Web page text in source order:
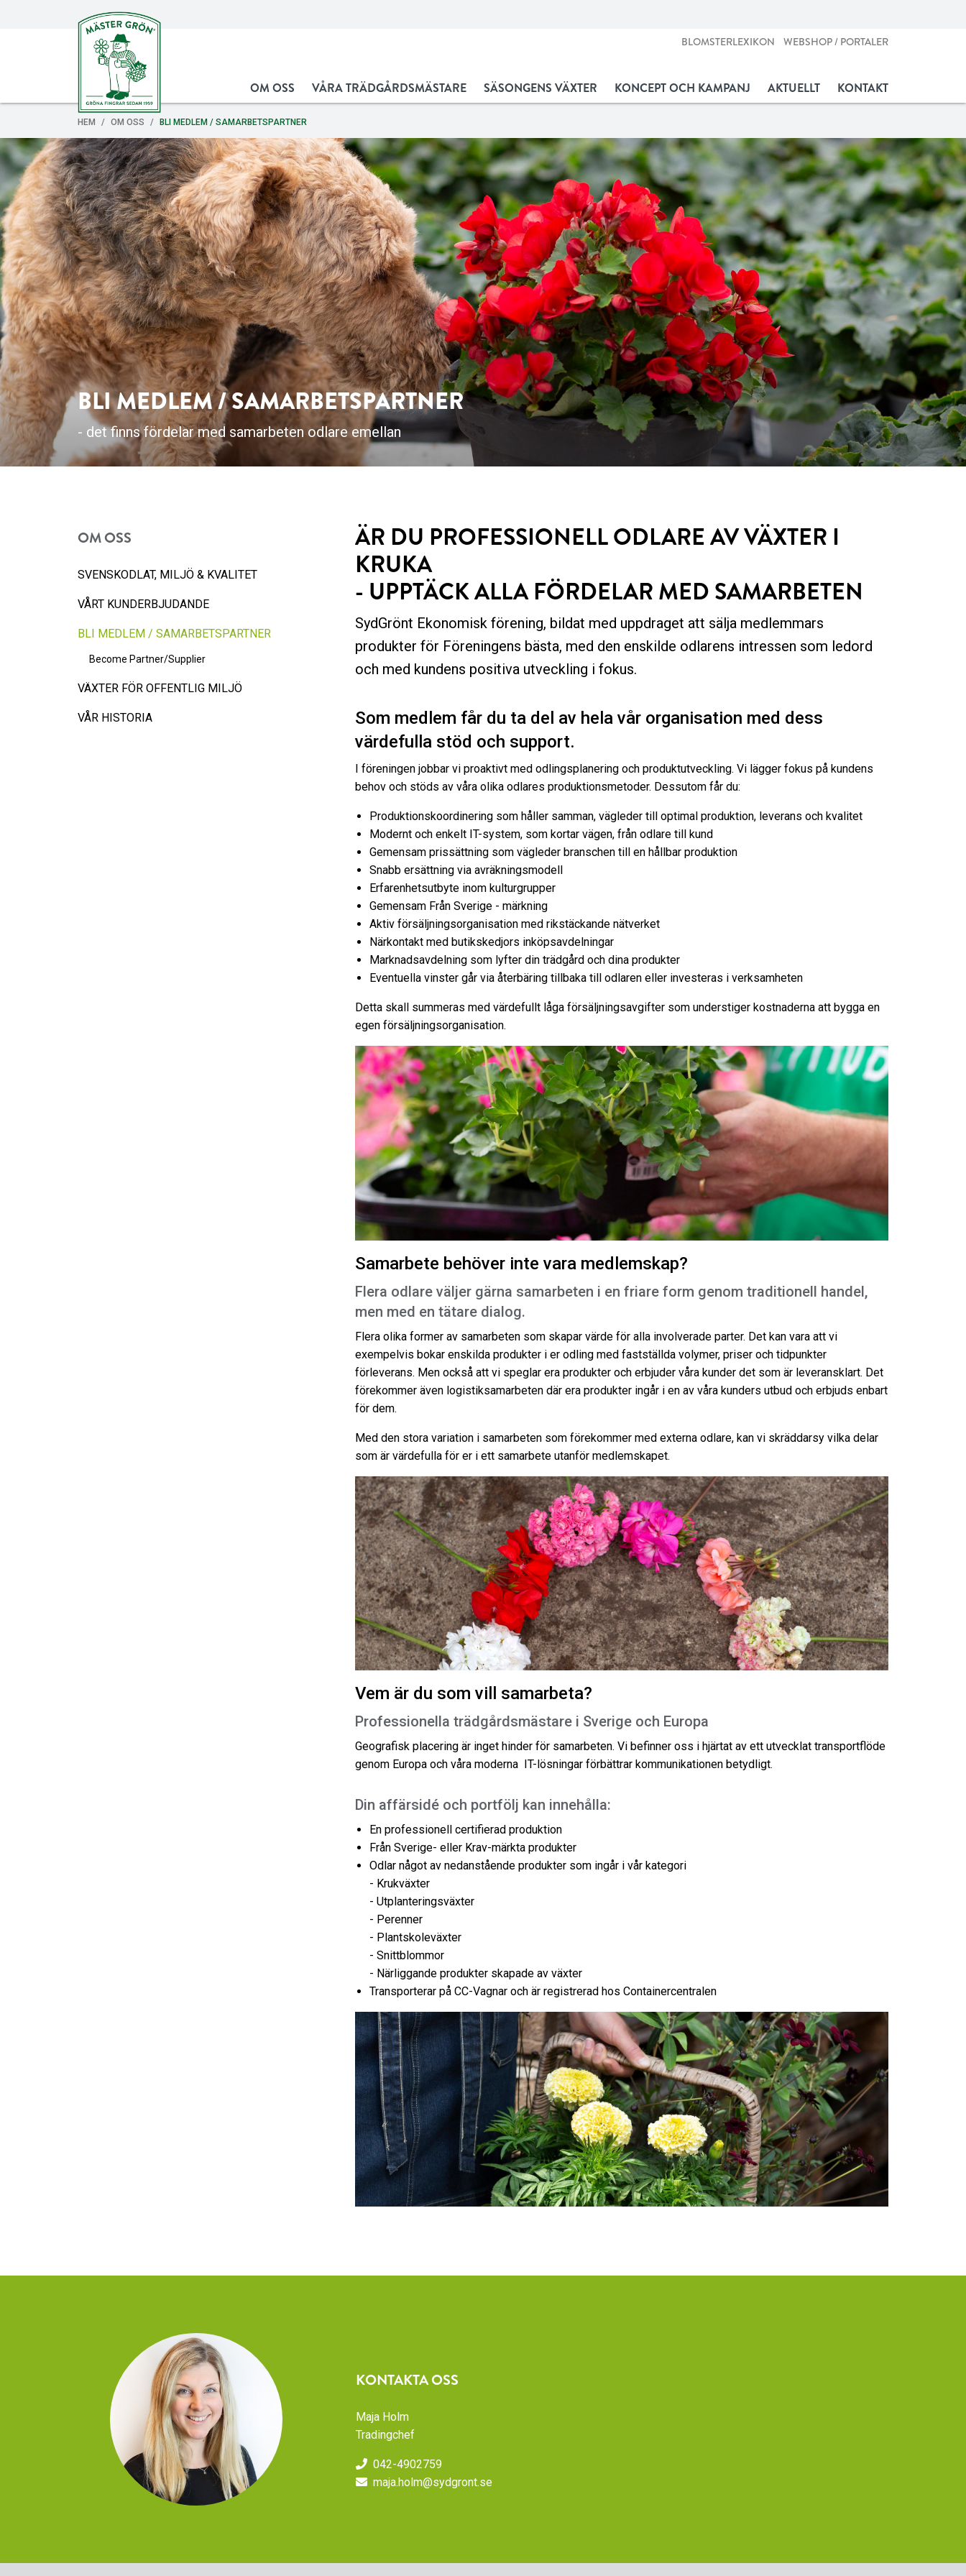
BLOMSTERLEXIKON WEBSHOP / PORTALER
OM OSS VÅRA TRÄDGÅRDSMÄSTARE SÄSONGENS VÄXTER KONCEPT OCH KAMPANJ AKTUELLT KONTAKT
HEM OM OSS BLI MEDLEM / SAMARBETSPARTNER
BLI MEDLEM / SAMARBETSPARTNER
- det finns fördelar med samarbeten odlare emellan
OM OSS
SVENSKODLAT, MILJÖ & KVALITET
VÅRT KUNDERBJUDANDE
BLI MEDLEM / SAMARBETSPARTNER
Become Partner/Supplier
VÄXTER FÖR OFFENTLIG MILJÖ
VÅR HISTORIA
ÄR DU PROFESSIONELL ODLARE AV VÄXTER I
KRUKA
- UPPTÄCK ALLA FÖRDELAR MED SAMARBETEN
SydGrönt Ekonomisk förening, bildat med uppdraget att sälja medlemmars
produkter för Föreningens bästa, med den enskilde odlarens intressen som ledord
och med kundens positiva utveckling i fokus.
Som medlem får du ta del av hela vår organisation med dess
värdefulla stöd och support.
I föreningen jobbar vi proaktivt med odlingsplanering och produktutveckling. Vi lägger fokus på kundens
behov och stöds av våra olika odlares produktionsmetoder. Dessutom får du:
Produktionskoordinering som håller samman, vägleder till optimal produktion, leverans och kvalitet
Modernt och enkelt IT-system, som kortar vägen, från odlare till kund
Gemensam prissättning som vägleder branschen till en hållbar produktion
Snabb ersättning via avräkningsmodell
Erfarenhetsutbyte inom kulturgrupper
Gemensam Från Sverige - märkning
Aktiv försäljningsorganisation med rikstäckande nätverket
Närkontakt med butikskedjors inköpsavdelningar
Marknadsavdelning som lyfter din trädgård och dina produkter
Eventuella vinster går via återbäring tillbaka till odlaren eller investeras i verksamheten
Detta skall summeras med värdefullt låga försäljningsavgifter som understiger kostnaderna att bygga en
egen försäljningsorganisation.
Samarbete behöver inte vara medlemskap?
Flera odlare väljer gärna samarbeten i en friare form genom traditionell handel,
men med en tätare dialog.
Flera olika former av samarbeten som skapar värde för alla involverade parter. Det kan vara att vi
exempelvis bokar enskilda produkter i er odling med fastställda volymer, priser och tidpunkter
förleverans. Men också att vi speglar era produkter och erbjuder våra kunder det som är leveransklart. Det
förekommer även logistiksamarbeten där era produkter ingår i en av våra kunders utbud och erbjuds enbart
för dem.
Med den stora variation i samarbeten som förekommer med externa odlare, kan vi skräddarsy vilka delar
som är värdefulla för er i ett samarbete utanför medlemskapet.
Vem är du som vill samarbeta?
Professionella trädgårdsmästare i Sverige och Europa
Geografisk placering är inget hinder för samarbeten. Vi befinner oss i hjärtat av ett utvecklat transportflöde
genom Europa och våra moderna IT-lösningar förbättrar kommunikationen betydligt.
Din affärsidé och portfölj kan innehålla:
En professionell certifierad produktion
Från Sverige- eller Krav-märkta produkter
Odlar något av nedanstående produkter som ingår i vår kategori
- Krukväxter
- Utplanteringsväxter
- Perenner
- Plantskoleväxter
- Snittblommor
- Närliggande produkter skapade av växter
Transporterar på CC-Vagnar och är registrerad hos Containercentralen
KONTAKTA OSS
Maja Holm
Tradingchef
042-4902759
maja.holm@sydgront.se